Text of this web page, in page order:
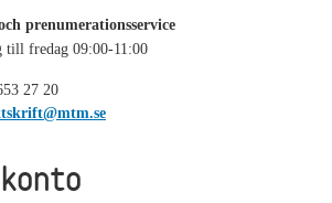
prenumerationsservice
till fredag 09:00-11:00
27 20